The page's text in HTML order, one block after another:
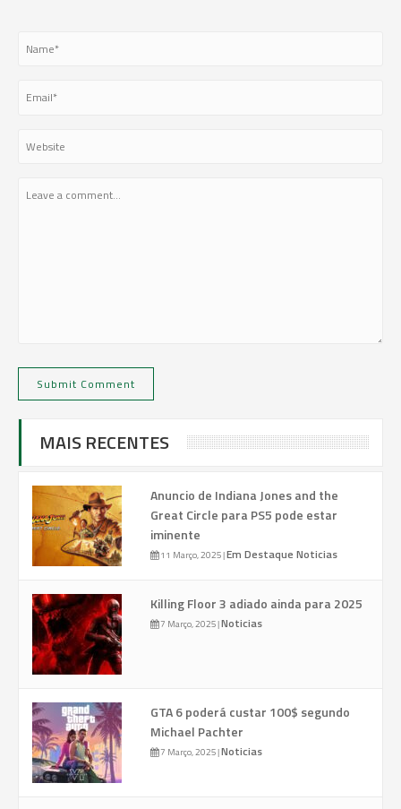
MAIS RECENTES
Anuncio de Indiana Jones and the
Great Circle para PS5 pode estar
iminente
11 Março, 2025|Em Destaque Noticias
Killing Floor 3 adiado ainda para 2025
7 Março, 2025|Noticias
GTA 6 poderá custar 100$ segundo
Michael Pachter
7 Março, 2025|Noticias